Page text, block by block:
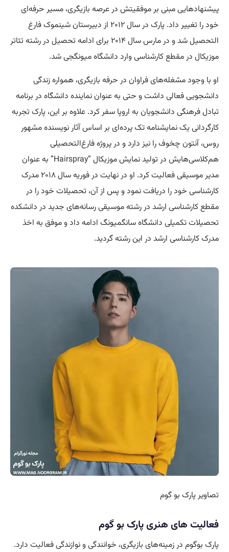
پیشنهادهایی مبنی بر موفقیتش در عرصه بازیگری، مسیر حرفه‌ای
خود را تغییر داد. پارک در سال ۲۰۱۲ از دبیرستان شینموک فارغ
التحصیل شد و در مارس سال ۲۰۱۴ برای ادامه تحصیل در رشته تئاتر
موزیکال در مقطع کارشناسی وارد دانشگاه میونگجی شد.
او با وجود مشغله‌های فراوان در حرفه بازیگری، همواره زندگی
دانشجویی فعالی داشت و حتی به عنوان نماینده دانشگاه در برنامه
تبادل فرهنگی دانشجویان به اروپا سفر کرد. علاوه بر این، پارک تجربه
کارگردانی یک نمایشنامه تک پرده‌ای بر اساس آثار نویسنده مشهور
روس، آنتون چخوف را نیز دارد و در پروژه فارغ‌التحصیلی
هم‌کلاسی‌هایش در تولید نمایش موزیکال “Hairspray” به عنوان
مدیر موسیقی فعالیت کرد. او در نهایت در فوریه سال ۲۰۱۸ مدرک
کارشناسی خود را دریافت نمود و پس از آن، تحصیلات خود را در
مقطع کارشناسی ارشد در رشته موسیقی رسانه‌های جدید در دانشکده
تحصیلات تکمیلی دانشگاه سانگمیونگ ادامه داد و موفق به اخذ
مدرک کارشناسی ارشد در این رشته گردید.
تصاویر پارک بو گوم
فعالیت های هنری پارک بو گوم
پارک بوگوم در زمینه‌های بازیگری، خوانندگی و نوازندگی فعالیت دارد.